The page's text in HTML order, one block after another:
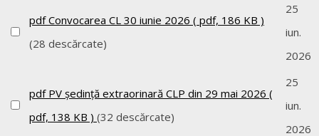
pdf Convocarea CL 30 iunie 2026 ( pdf, 186 KB )
(28 descărcate)
25
iun.
2026
pdf PV ședință extraorinară CLP din 29 mai 2026 (
pdf, 138 KB ) (32 descărcate)
25
iun.
2026